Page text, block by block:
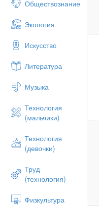
Обществознание
Экология
Искусство
Литература
Музыка
Технология
(мальчики)
Технология
(девочки)
Труд
(технология)
Физкультура